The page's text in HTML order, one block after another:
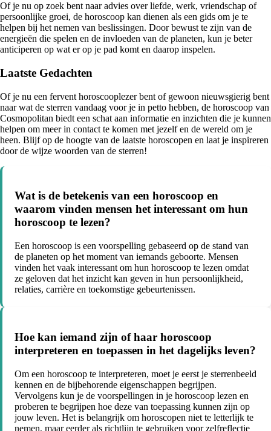
Of je nu op zoek bent naar advies over liefde, werk, vriendschap of
persoonlijke groei, de horoscoop kan dienen als een gids om je te
helpen bij het nemen van beslissingen. Door bewust te zijn van de
energieën die spelen en de invloeden van de planeten, kun je beter
anticiperen op wat er op je pad komt en daarop inspelen.
Laatste Gedachten
Of je nu een fervent horoscooplezer bent of gewoon nieuwsgierig bent
naar wat de sterren vandaag voor je in petto hebben, de horoscoop van
Cosmopolitan biedt een schat aan informatie en inzichten die je kunnen
helpen om meer in contact te komen met jezelf en de wereld om je
heen. Blijf op de hoogte van de laatste horoscopen en laat je inspireren
door de wijze woorden van de sterren!
Wat is de betekenis van een horoscoop en
waarom vinden mensen het interessant om hun
horoscoop te lezen?
Een horoscoop is een voorspelling gebaseerd op de stand van
de planeten op het moment van iemands geboorte. Mensen
vinden het vaak interessant om hun horoscoop te lezen omdat
ze geloven dat het inzicht kan geven in hun persoonlijkheid,
relaties, carrière en toekomstige gebeurtenissen.
Hoe kan iemand zijn of haar horoscoop
interpreteren en toepassen in het dagelijks leven?
Om een horoscoop te interpreteren, moet je eerst je sterrenbeeld
kennen en de bijbehorende eigenschappen begrijpen.
Vervolgens kun je de voorspellingen in je horoscoop lezen en
proberen te begrijpen hoe deze van toepassing kunnen zijn op
jouw leven. Het is belangrijk om horoscopen niet te letterlijk te
nemen, maar eerder als richtlijn te gebruiken voor zelfreflectie